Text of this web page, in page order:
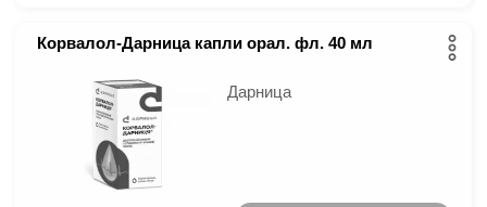
Корвалол-Дарница капли орал. фл. 40 мл
Дарница